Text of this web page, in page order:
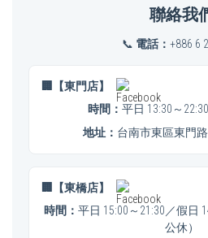
聯絡我
📞 電話： +886 6
🏢【東門店】
時間： 平日 13:30～
地址： 台南市東區東門
🏢【東橋店】
時間： 平日 15:00～21:30／假日
公休）